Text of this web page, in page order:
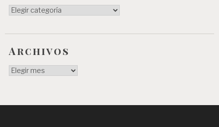
Categorías
Archivos
Archivos